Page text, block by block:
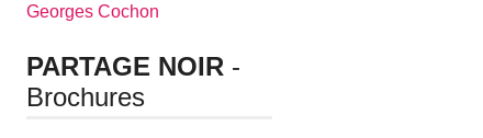
Georges Cochon
PARTAGE NOIR -
Brochures